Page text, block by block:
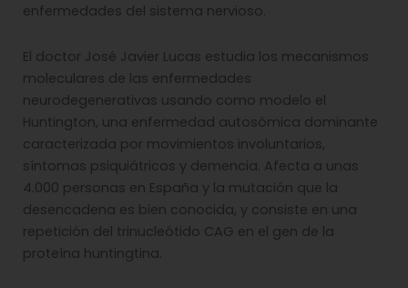
enfermedades del sistema nervioso.
El doctor José Javier Lucas estudia los mecanismos
moleculares de las enfermedades
neurodegenerativas usando como modelo el
Huntington, una enfermedad autosómica dominante
caracterizada por movimientos involuntarios,
síntomas psiquiátricos y demencia. Afecta a unas
4.000 personas en España y la mutación que la
desencadena es bien conocida, y consiste en una
repetición del trinucleótido CAG en el gen de la
proteína huntingtina.